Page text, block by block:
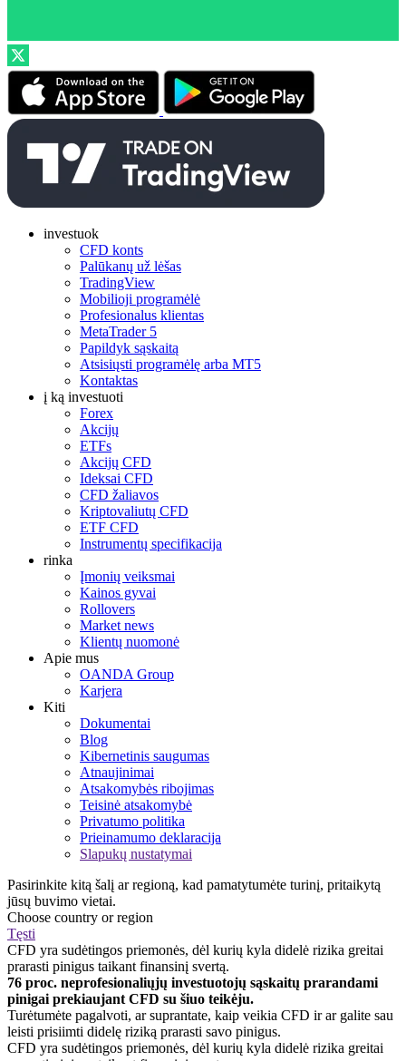
investuok
CFD konts
Palūkanų už lėšas
TradingView
Mobilioji programėlė
Profesionalus klientas
MetaTrader 5
Papildyk sąskaitą
Atsisiųsti programėlę arba MT5
Kontaktas
į ką investuoti
Forex
Akcijų
ETFs
Akcijų CFD
Ideksai CFD
CFD žaliavos
Kriptovaliutų CFD
ETF CFD
Instrumentų specifikacija
rinka
Įmonių veiksmai
Kainos gyvai
Rollovers
Market news
Klientų nuomonė
Apie mus
OANDA Group
Karjera
Kiti
Dokumentai
Blog
Kibernetinis saugumas
Atnaujinimai
Atsakomybės ribojimas
Teisinė atsakomybė
Privatumo politika
Prieinamumo deklaracija
Slapukų nustatymai
Pasirinkite kitą šalį ar regioną, kad pamatytumėte turinį, pritaikytą
jūsų buvimo vietai.
Choose country or region
Tęsti
CFD yra sudėtingos priemonės, dėl kurių kyla didelė rizika greitai
prarasti pinigus taikant finansinį svertą.
76 proc. neprofesionaliųjų investuotojų sąskaitų prarandami
pinigai prekiaujant CFD su šiuo teikėju.
Turėtumėte pagalvoti, ar suprantate, kaip veikia CFD ir ar galite sau
leisti prisiimti didelę riziką prarasti savo pinigus.
CFD yra sudėtingos priemonės, dėl kurių kyla didelė rizika greitai